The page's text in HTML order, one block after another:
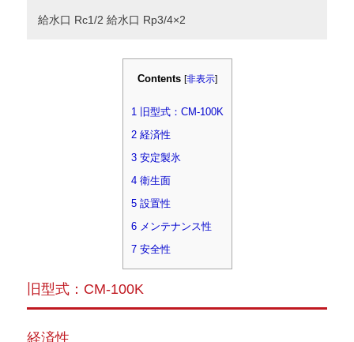
給水口 Rc1/2 給水口 Rp3/4×2
Contents [非表示]
1
旧型式：CM-100K
2経済性
3安定製氷
4衛生面
5設置性
6メンテナンス性
7安全性
旧型式：CM-100K
経済性